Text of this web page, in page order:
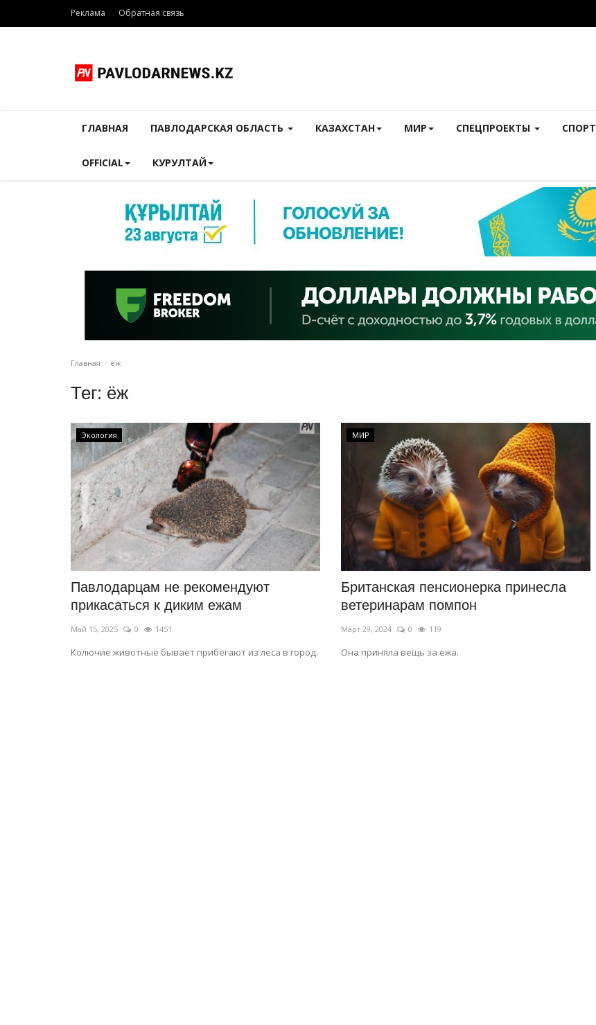
Реклама Обратная связь
ГЛАВНАЯ ПАВЛОДАРСКАЯ ОБЛАСТЬ КАЗАХСТАН МИР СПЕЦПРОЕКТЫ СПОРТ
OFFICIAL КУРУЛТАЙ
Главная ёж
Тег: ёж
Экология
Павлодарцам не рекомендуют
прикасаться к диким ежам
Май 15, 2025 0 1451
Колючие животные бывает прибегают из леса в город.
МИР
Британская пенсионерка принесла
ветеринарам помпон
Март 29, 2024 0 119
Она приняла вещь за ежа.